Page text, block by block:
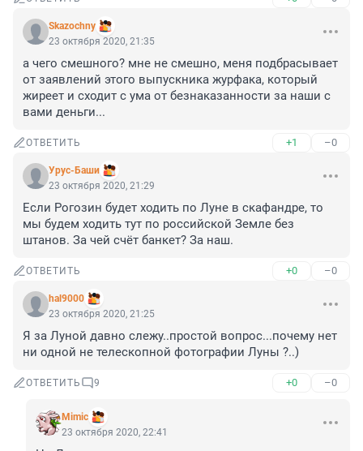
Skazochny
23 октября 2020, 21:35
а чего смешного? мне не смешно, меня подбрасывает
от заявлений этого выпускника журфака, который
жиреет и сходит с ума от безнаказанности за наши с
вами деньги...
ОТВЕТИТЬ +1 –0
Урус-Баши
23 октября 2020, 21:29
Если Рогозин будет ходить по Луне в скафандре, то
мы будем ходить тут по российской Земле без
штанов. За чей счёт банкет? За наш.
ОТВЕТИТЬ +0 –0
hal9000
23 октября 2020, 21:25
Я за Луной давно слежу..простой вопрос...почему нет
ни одной не телескопной фотографии Луны ?..)
ОТВЕТИТЬ 9 +0 –0
Mimic
23 октября 2020, 22:41